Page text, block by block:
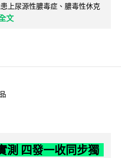
上尿源性膿毒症、膿毒性休克
文
測 四發一收同步獨